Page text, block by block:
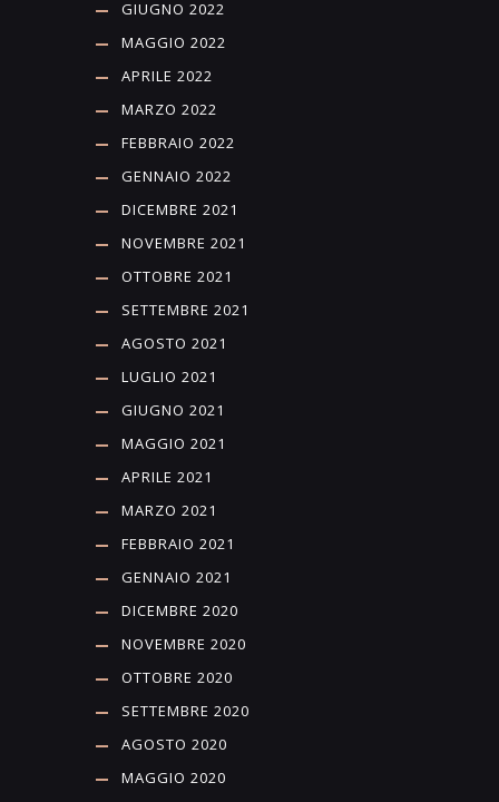
GIUGNO 2022
MAGGIO 2022
APRILE 2022
MARZO 2022
FEBBRAIO 2022
GENNAIO 2022
DICEMBRE 2021
NOVEMBRE 2021
OTTOBRE 2021
SETTEMBRE 2021
AGOSTO 2021
LUGLIO 2021
GIUGNO 2021
MAGGIO 2021
APRILE 2021
MARZO 2021
FEBBRAIO 2021
GENNAIO 2021
DICEMBRE 2020
NOVEMBRE 2020
OTTOBRE 2020
SETTEMBRE 2020
AGOSTO 2020
MAGGIO 2020